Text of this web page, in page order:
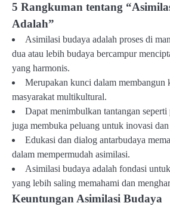
5 Rangkuman tentang
Adalah”
Asimilasi budaya adalah proses di
dua atau lebih budaya bercampur
yang harmonis.
Merupakan kunci dalam membangun
masyarakat multikultural.
Dapat menimbulkan tantangan
juga membuka peluang untuk inovasi
Edukasi dan dialog antarbudaya
dalam mempermudah asimilasi.
Asimilasi budaya adalah fondasi
yang lebih saling memahami dan
Keuntungan Asimilasi Budaya